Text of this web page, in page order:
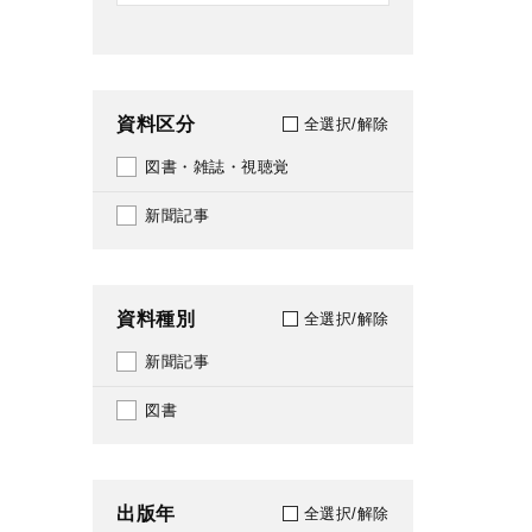
資料区分 全選択/解除
図書・雑誌・視聴覚
新聞記事
資料種別 全選択/解除
新聞記事
図書
出版年 全選択/解除